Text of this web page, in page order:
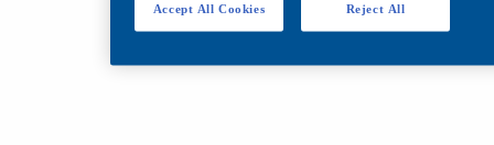
Reject All
Accept All Cookies